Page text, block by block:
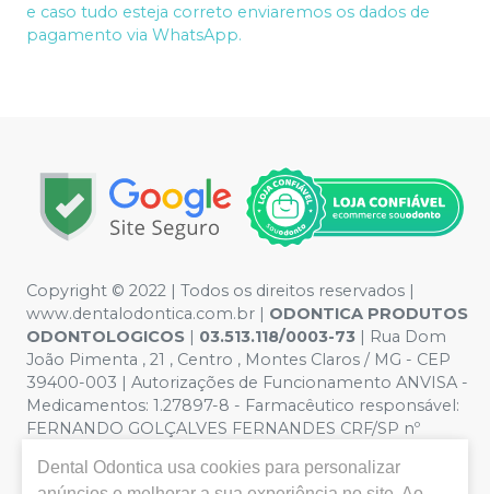
e caso tudo esteja correto enviaremos os dados de
pagamento via WhatsApp.
Copyright © 2022 | Todos os direitos reservados |
www.dentalodontica.com.br | ODONTICA PRODUTOS
ODONTOLOGICOS | 03.513.118/0003-73 | Rua Dom
João Pimenta , 21 , Centro , Montes Claros / MG - CEP
39400-003 | Autorizações de Funcionamento ANVISA -
Medicamentos: 1.27897-8 - Farmacêutico responsável:
FERNANDO GOLÇALVES FERNANDES CRF/SP nº
meramente ilustrativas - Os preços e condições da loja
Dental Odontica usa cookies para personalizar